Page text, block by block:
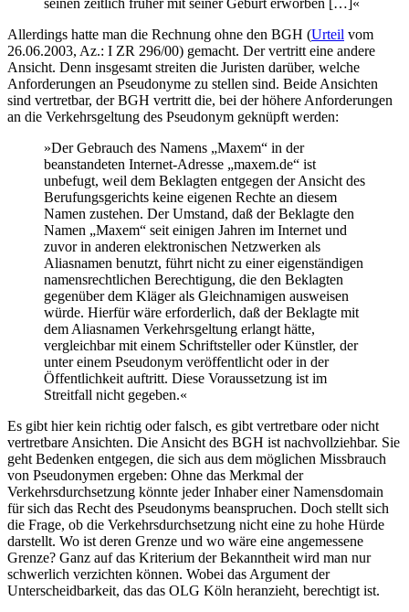
Allerdings hatte man die Rechnung ohne den BGH (Urteil vom
26.06.2003, Az.: I ZR 296/00) gemacht. Der vertritt eine andere
Ansicht. Denn insgesamt streiten die Juristen darüber, welche
Anforderungen an Pseudonyme zu stellen sind. Beide Ansichten
sind vertretbar, der BGH vertritt die, bei der höhere Anforderungen
an die Verkehrsgeltung des Pseudonym geknüpft werden:
»Der Gebrauch des Namens „Maxem“ in der
beanstandeten Internet-Adresse „maxem.de“ ist
unbefugt, weil dem Beklagten entgegen der Ansicht des
Berufungsgerichts keine eigenen Rechte an diesem
Namen zustehen. Der Umstand, daß der Beklagte den
Namen „Maxem“ seit einigen Jahren im Internet und
zuvor in anderen elektronischen Netzwerken als
Aliasnamen benutzt, führt nicht zu einer eigenständigen
namensrechtlichen Berechtigung, die den Beklagten
gegenüber dem Kläger als Gleichnamigen ausweisen
würde. Hierfür wäre erforderlich, daß der Beklagte mit
dem Aliasnamen Verkehrsgeltung erlangt hätte,
vergleichbar mit einem Schriftsteller oder Künstler, der
unter einem Pseudonym veröffentlicht oder in der
Öffentlichkeit auftritt. Diese Voraussetzung ist im
Streitfall nicht gegeben.«
Es gibt hier kein richtig oder falsch, es gibt vertretbare oder nicht
vertretbare Ansichten. Die Ansicht des BGH ist nachvollziehbar. Sie
geht Bedenken entgegen, die sich aus dem möglichen Missbrauch
von Pseudonymen ergeben: Ohne das Merkmal der
Verkehrsdurchsetzung könnte jeder Inhaber einer Namensdomain
für sich das Recht des Pseudonyms beanspruchen. Doch stellt sich
die Frage, ob die Verkehrsdurchsetzung nicht eine zu hohe Hürde
darstellt. Wo ist deren Grenze und wo wäre eine angemessene
Grenze? Ganz auf das Kriterium der Bekanntheit wird man nur
schwerlich verzichten können. Wobei das Argument der
Unterscheidbarkeit, das das OLG Köln heranzieht, berechtigt ist.